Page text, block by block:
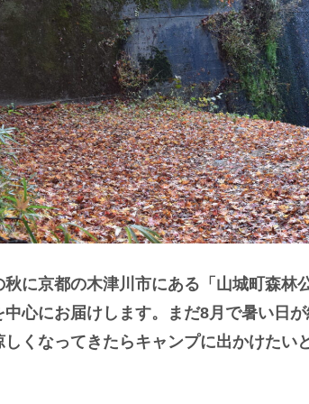
秋に京都の木津川市にある「山城町森林
中心にお届けします。まだ8月で暑い日
しくなってきたらキャンプに出かけたい